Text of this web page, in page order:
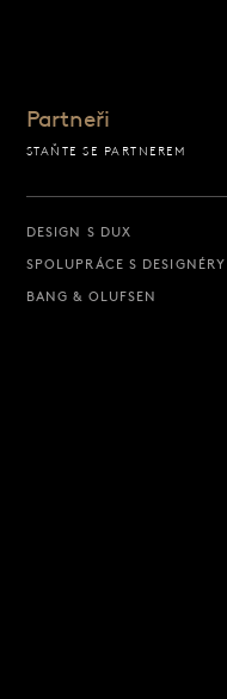
Partneři
STAŇTE SE PARTNEREM
DESIGN S DUX
SPOLUPRÁCE S DESIGNÉRY
BANG & OLUFSEN